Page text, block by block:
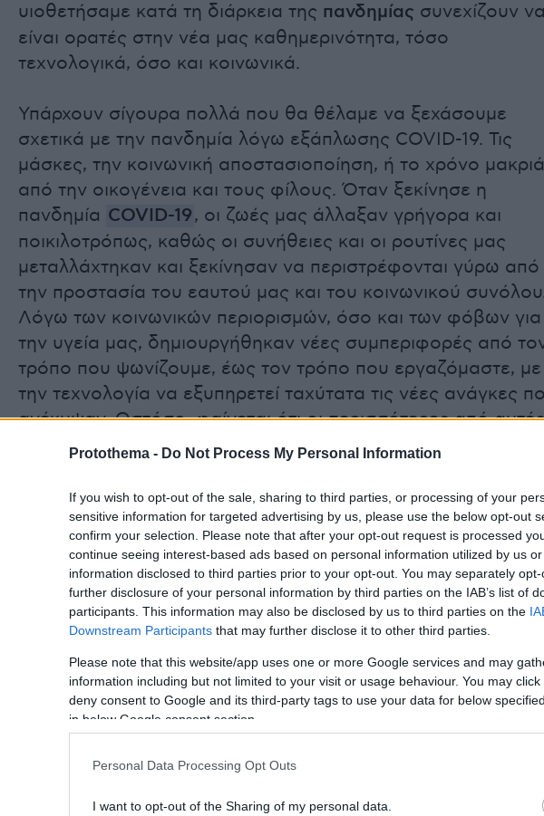
Protothema - Do Not Process My Personal Information
If you wish to opt-out of the sale, sharing to third parties, or processing of your
sensitive information for targeted advertising by us, please use the below opt-out
confirm your selection. Please note that after your opt-out request is processed
continue seeing interest-based ads based on personal information utilized by us
information disclosed to third parties prior to your opt-out. You may separately
further disclosure of your personal information by third parties on the IAB’s list of
participants. This information may also be disclosed by us to third parties on the
Downstream Participants that may further disclose it to other third parties.
Please note that this website/app uses one or more Google services and may
information including but not limited to your visit or usage behaviour. You may
deny consent to Google and its third-party tags to use your data for below
in below Google consent section.
Personal Data Processing Opt Outs
I want to opt-out of the Sharing of my personal data.
υιοθετήσαμε κατά τη διάρκεια της πανδημίας συνεχίζουν να
είναι ορατές στην νέα μας καθημερινότητα, τόσο
τεχνολογικά, όσο και κοινωνικά.
Υπάρχουν σίγουρα πολλά που θα θέλαμε να ξεχάσουμε
σχετικά με την πανδημία λόγω εξάπλωσης COVID-19. Τις
μάσκες, την κοινωνική αποστασιοποίηση, ή το χρόνο μακριά
από την οικογένεια και τους φίλους. Όταν ξεκίνησε η
πανδημία COVID-19, οι ζωές μας άλλαξαν γρήγορα και
ποικιλοτρόπως, καθώς οι συνήθειες και οι ρουτίνες μας
μεταλλάχτηκαν και ξεκίνησαν να περιστρέφονται γύρω από
την προστασία του εαυτού μας και του κοινωνικού
Λόγω των κοινωνικών περιορισμών, όσο και των φόβων για
την υγεία μας, δημιουργήθηκαν νέες συμπεριφορές από
τρόπο που ψωνίζουμε, έως τον τρόπο που εργαζόμαστε, με
την τεχνολογία να εξυπηρετεί ταχύτατα τις νέες ανάγκες
ανέκυψαν. Ωστόσο, φαίνεται ότι οι περισσότερες από αυτές
τις αλλαγές δεν ήταν προσωρινές.